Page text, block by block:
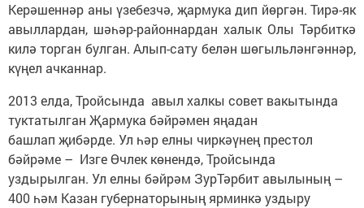
Керәшеннәр аны үзебезчә, җармука дип йөргән. Тирә-як
авыллардан, шәһәр-районнардан халык Олы Тәрбиткә
килә торган булган. Алып-сату белән шөгыльләнгәннәр,
күңел ачканнар.
2013 елда, Тройсында авыл халкы совет вакытында
туктатылган Җармука бәйрәмен яңадан
башлап җибәрде. Ул һәр елны чиркәүнең престол
бәйрәме – Изге Өчлек көнендә, Тройсында
уздырылган. Ул елны бәйрәм ЗурТәрбит авылының –
400 һәм Казан губернаторының ярминкә уздыру